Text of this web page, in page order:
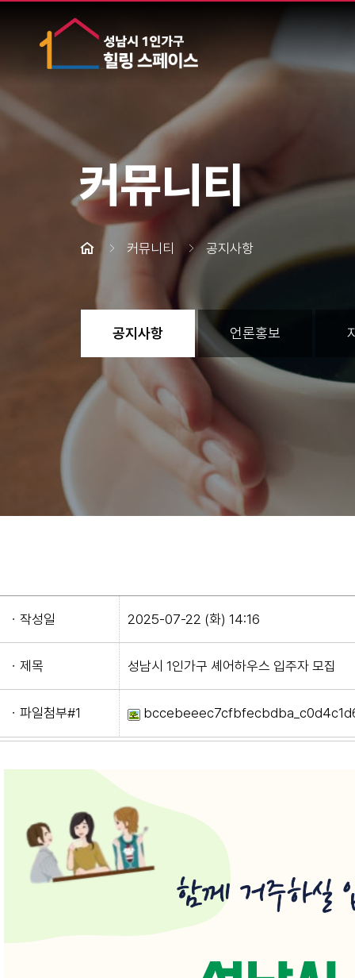
커뮤니티
커뮤니티 공지사항
공지사항 언론홍보
ㆍ작성일 2025-07-22 (화) 14:16
ㆍ제목 성남시 1인가구 셰어하우스 입주자 모집
ㆍ파일첨부#1